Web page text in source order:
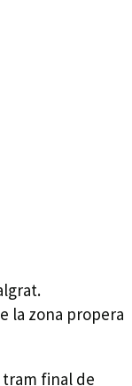
la zona propera
tram final de